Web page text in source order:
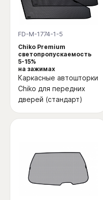
FD-M-1774-1-5
Chiko Premium
светопропускаемость
5-15%
на зажимах
Каркасные автошторки
Chiko для передних
дверей (стандарт)